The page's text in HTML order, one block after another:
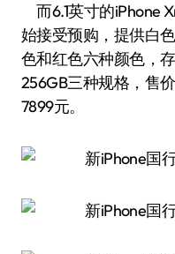
而6.1英寸的iPhone
始接受预购，提供白
色和红色六种颜色，
256GB三种规格，售
7899元。